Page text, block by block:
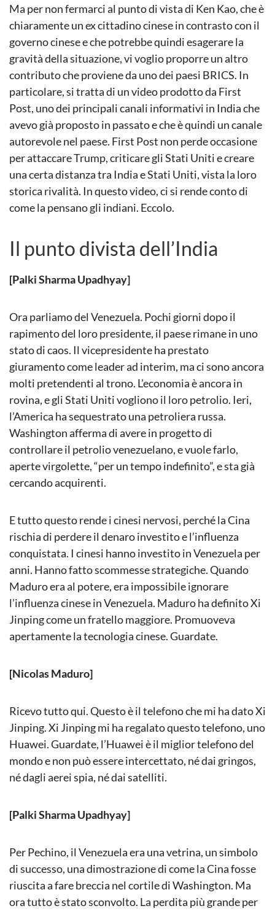
Ma per non fermarci al punto di vista di Ken Kao, che è
chiaramente un ex cittadino cinese in contrasto con il
governo cinese e che potrebbe quindi esagerare la
gravità della situazione, vi voglio proporre un altro
contributo che proviene da uno dei paesi BRICS. In
particolare, si tratta di un video prodotto da First
Post, uno dei principali canali informativi in India che
avevo già proposto in passato e che è quindi un canale
autorevole nel paese. First Post non perde occasione
per attaccare Trump, criticare gli Stati Uniti e creare
una certa distanza tra India e Stati Uniti, vista la loro
storica rivalità. In questo video, ci si rende conto di
come la pensano gli indiani. Eccolo.
Il punto divista dell’India
[Palki Sharma Upadhyay]
Ora parliamo del Venezuela. Pochi giorni dopo il
rapimento del loro presidente, il paese rimane in uno
stato di caos. Il vicepresidente ha prestato
giuramento come leader ad interim, ma ci sono ancora
molti pretendenti al trono. L’economia è ancora in
rovina, e gli Stati Uniti vogliono il loro petrolio. Ieri,
l’America ha sequestrato una petroliera russa.
Washington afferma di avere in progetto di
controllare il petrolio venezuelano, e vuole farlo,
aperte virgolette, “per un tempo indefinito”, e sta già
cercando acquirenti.
E tutto questo rende i cinesi nervosi, perché la Cina
rischia di perdere il denaro investito e l’influenza
conquistata. I cinesi hanno investito in Venezuela per
anni. Hanno fatto scommesse strategiche. Quando
Maduro era al potere, era impossibile ignorare
l’influenza cinese in Venezuela. Maduro ha definito Xi
Jinping come un fratello maggiore. Promuoveva
apertamente la tecnologia cinese. Guardate.
[Nicolas Maduro]
Ricevo tutto qui. Questo è il telefono che mi ha dato Xi
Jinping. Xi Jinping mi ha regalato questo telefono, uno
Huawei. Guardate, l’Huawei è il miglior telefono del
mondo e non può essere intercettato, né dai gringos,
né dagli aerei spia, né dai satelliti.
[Palki Sharma Upadhyay]
Per Pechino, il Venezuela era una vetrina, un simbolo
di successo, una dimostrazione di come la Cina fosse
riuscita a fare breccia nel cortile di Washington. Ma
ora tutto è stato sconvolto. La perdita più grande per